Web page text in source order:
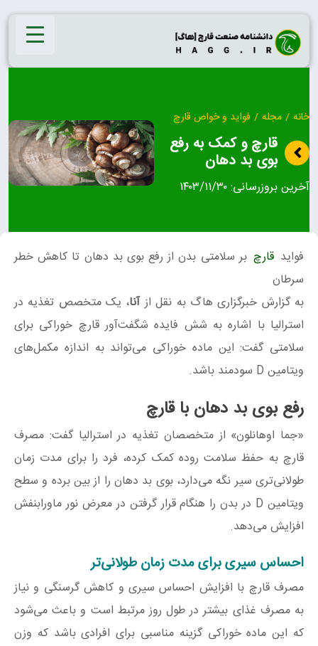
Skip
content
خانه / مجله / فواید و خواص قارچ
قارچ و کمک به رفع
بوی بد دهان
آخرین بروزرسانی:۱۴۰۳/۱۱/۳۰
فواید قارچ بر سلامتی بدن از رفع بوی بد دهان تا کاهش خطر
سرطان
به گزارش خبرگزاری هاگ به نقل ازآنا، یک متخصص تغذیه در
استرالیا با اشاره به شش فایده شگفت‌آور قارچ خوراکی برای
سلامتی گفت: این ماده خوراکی می‌تواند به اندازه مکمل‌های
ویتامین D سودمند باشد.
رفع بوی بد دهان با قارچ
«جما اوهانلون» از متخصصان تغذیه در استرالیا گفت: مصرف
قارچ به حفظ سلامت روده کمک کرده، فرد را برای مدت زمان
طولانی‌تری سیر نگه می‌دارد، بوی بد دهان را از بین برده و سطح
ویتامین D در بدن را هنگام قرار گرفتن در معرض نور ماورابنفش
افزایش می‌دهد.
احساس سیری برای مدت زمان طولانی‌تر
مصرف قارچ با افزایش احساس سیری و کاهش گرسنگی و نیاز
به مصرف غذای بیشتر در طول روز مرتبط است و باعث می‌شود
که این ماده خوراکی گزینه مناسبی برای افرادی باشد که وزن